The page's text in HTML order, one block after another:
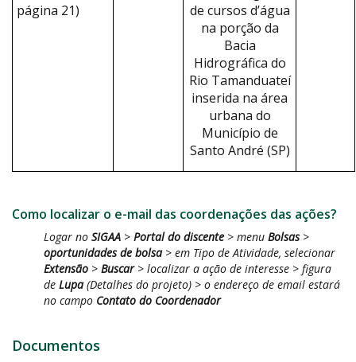
página 21)
de cursos d’água
na porção da
Bacia
Hidrográfica do
Rio Tamanduateí
inserida na área
urbana do
Município de
Santo André (SP)
Como localizar o e-mail das coordenações das ações?
Logar no SIGAA > Portal do discente > menu Bolsas>
oportunidades de bolsa> em Tipo de Atividade, selecionar
Extensão > Buscar> localizar a ação de interesse > figura
de Lupa(Detalhes do projeto) > o endereço de email estará
no campo Contato do Coordenador
Documentos